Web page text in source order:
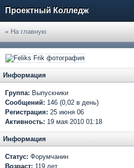
Проектный Колледж
« На главную
Информация
Группа: Выпускники
Сообщений: 146 (0,02 в день)
Регистрация: 25 июня 06
Активность: 19 мая 2010 01:18
Информация
Статус: Форумчанин
Возраст: 119 лет